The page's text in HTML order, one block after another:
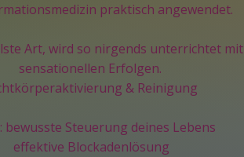
praktisch angewendet.
Art, wird so nirgends unterrichtet mit
sensationellen Erfolgen.
& Reinigung
bewusste Steuerung deines Lebens
effektive Blockadenlösung